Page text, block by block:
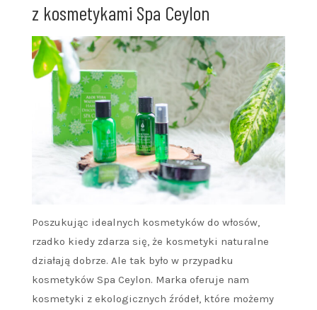
z kosmetykami Spa Ceylon
Poszukując idealnych kosmetyków do włosów,
rzadko kiedy zdarza się, że kosmetyki naturalne
działają dobrze. Ale tak było w przypadku
kosmetyków Spa Ceylon. Marka oferuje nam
kosmetyki z ekologicznych źródeł, które możemy